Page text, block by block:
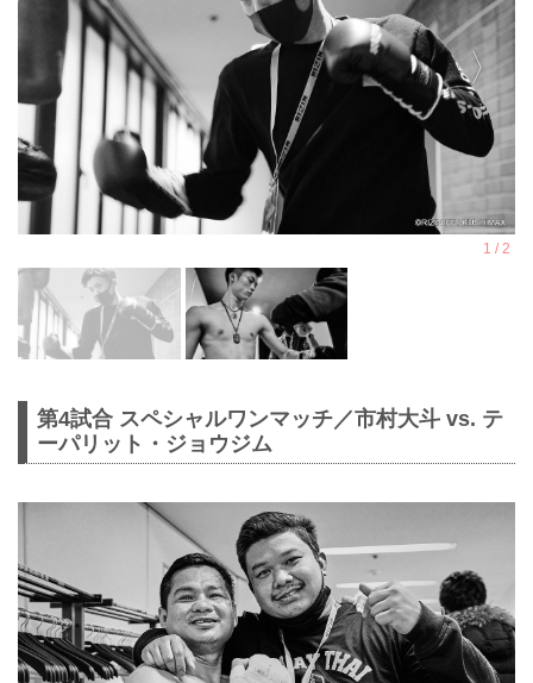
第4試合 スペシャルワンマッチ／市村大斗 vs. テ
ーパリット・ジョウジム